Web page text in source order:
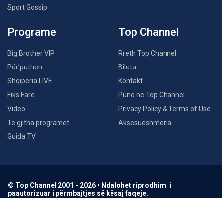
Sport Gossip
Programe
Big Brother VIP
Për’puthen
Shqipëria LIVE
Fiks Fare
Video
Të gjitha programet
Guida TV
Top Channel
Rreth Top Channel
Bileta
Kontakt
Puno në Top Channel
Privacy Policy & Terms of Use
Aksesueshmëria
© Top Channel 2001 - 2026 • Ndalohet riprodhimi i
paautorizuar i përmbajtjes së kësaj faqeje.